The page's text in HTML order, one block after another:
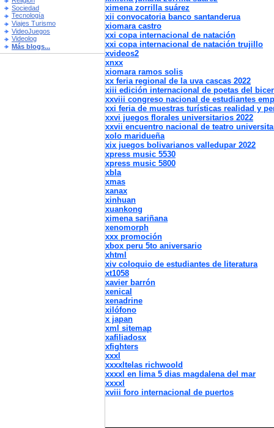
Sociedad
Tecnología
Viajes Turismo
VideoJuegos
Videolog
Más blogs...
ximena zorrilla suárez
xii convocatoria banco santanderua
xiomara castro
xxi copa internacional de natación
xxi copa internacional de natación trujillo
xvideos2
xnxx
xiomara ramos solis
xx feria regional de la uva cascas 2022
xiii edición internacional de poetas del
xxviii congreso nacional de estudiantes
xxi feria de muestras turísticas realidad y
xxvi juegos florales universitarios 2022
xxvii encuentro nacional de teatro
xolo maridueña
xix juegos bolivarianos valledupar 2022
xpress music 5530
xpress music 5800
xbla
xmas
xanax
xinhuan
xuankong
ximena sariñana
xenomorph
xxx promoción
xbox peru 5to aniversario
xhtml
xiv coloquio de estudiantes de literatura
xt1058
xavier barrón
xenical
xenadrine
xilófono
x japan
xml sitemap
xafiliadosx
xfighters
xxxl
xxxxltelas richwoold
xxxxl en lima 5 dias magdalena del mar
xxxxl
xviii foro internacional de puertos